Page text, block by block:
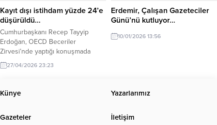
alınması, koruyucu ve önleyici
mekanizmaların güçlendirilmesi ve
çocukların toplumsal yaşama...
Kayıt dışı istihdam yüzde 24’e
düşürüldü…
Cumhurbaşkanı Recep Tayyip
Erdoğan, OECD Beceriler
Zirvesi’nde yaptığı konuşmada
yaşlanan nüfus, aile yapısı, kadın
istihdamı ve kayıt dışı ekonomiyle
kayıt dışı istihdamla mücadelede
önemli ilerleme kaydedildiğini
yüzde 24’e düşürüldüğünü söyledi.
27/04/2026 23:23
Erdemir, Çalışan Gazeteciler
Günü’nü kutluyor…
10/01/2026 13:56
Künye Yazarlarımız
Gazeteler İletişim